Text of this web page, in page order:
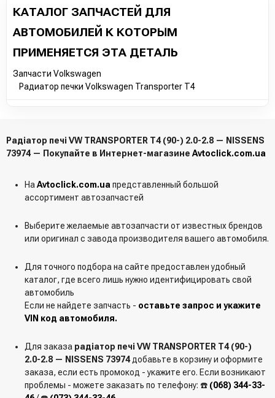
КАТАЛОГ ЗАПЧАСТЕЙ ДЛЯ
АВТОМОБИЛЕЙ К КОТОРЫМ
ПРИМЕНЯЕТСЯ ЭТА ДЕТАЛЬ
Запчасти Volkswagen
Радиатор печки Volkswagen Transporter T4
Радіатор печі VW TRANSPORTER T4 (90-) 2.0-2.8 — NISSENS
73974 — Покупайте в Интернет-магазине Avtoclick.com.ua
НаAvtoclick.com.uaпредставленный большой
ассортимент автозапчастей
Выберите желаемые автозапчасти от известных брендов
или оригинал с завода производителя вашего автомобиля.
Для точного подбора на сайте предоставлен удобный
каталог, где всего лишь нужно идентифицировать свой
автомобиль
Если не найдете запчасть - оставьте запрос и укажите
VIN код автомобиля.
Для заказа радіатор печі VW TRANSPORTER T4 (90-)
2.0-2.8 — NISSENS 73974добавьте в корзину и оформите
заказа, если есть промокод - укажите его. Если возникают
проблемы - можете заказать по телефону: ☎️ (068) 344-33-